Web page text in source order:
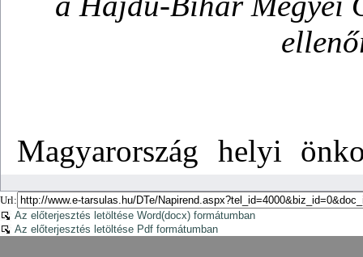
Url:
Az előterjesztés letöltése Word(docx) formátumban
Az előterjesztés letöltése Pdf formátumban